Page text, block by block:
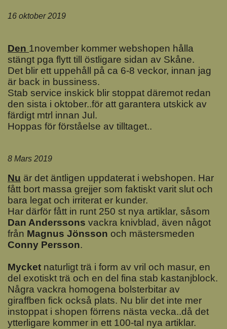
16 oktober 2019
Den 1november kommer webshopen hålla
stängt pga flytt till östligare sidan av Skåne.
Det blir ett uppehåll på ca 6-8 veckor, innan jag
är back in bussiness.
Stab service inskick blir stoppat däremot redan
den sista i oktober..för att garantera utskick av
färdigt mtrl innan Jul.
Hoppas för förståelse av tilltaget..
8 Mars 2019
Nu är det äntligen uppdaterat i webshopen. Har
fått bort massa grejjer som faktiskt varit slut och
bara legat och irriterat er kunder.
Har därför fått in runt 250 st nya artiklar, såsom
Dan Anderssons vackra knivblad, även något
från Magnus Jönsson och mästersmeden
Conny Persson.
Mycket naturligt trä i form av vril och masur, en
del exotiskt trä och en del fina stab kastanjblock.
Några vackra homogena bolsterbitar av
giraffben fick också plats. Nu blir det inte mer
instoppat i shopen förrens nästa vecka..då det
ytterligare kommer in ett 100-tal nya artiklar.